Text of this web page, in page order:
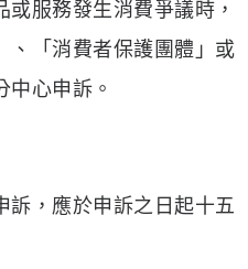
服務發生消費爭議時，
、「消費者保護團體」或
中心申訴。
訴，應於申訴之日起十五